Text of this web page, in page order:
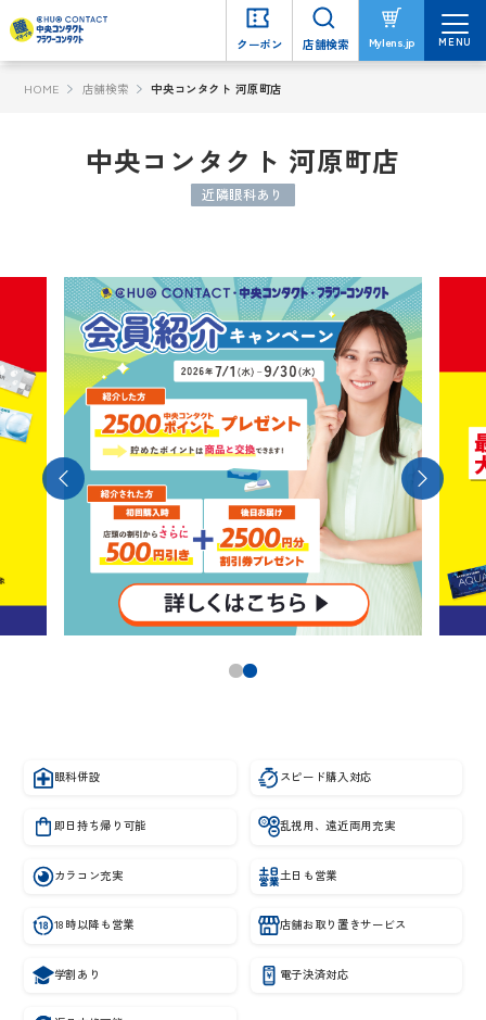
クーポン 店舗検索 Mylens.jp MENU
HOME 店舗検索 中央コンタクト 河原町店
中央コンタクト 河原町店
近隣眼科あり
眼科併設 スピード購入対応
即日持ち帰り可能 乱視用、遠近両用充実
カラコン充実 土日も営業
18時以降も営業 店舗お取り置きサービス
学割あり 電子決済対応
クーポン 店舗検索 Mylens.jp MENU